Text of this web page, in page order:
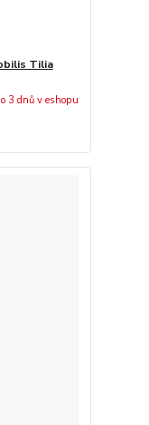
Tilia
3 dnů v eshopu